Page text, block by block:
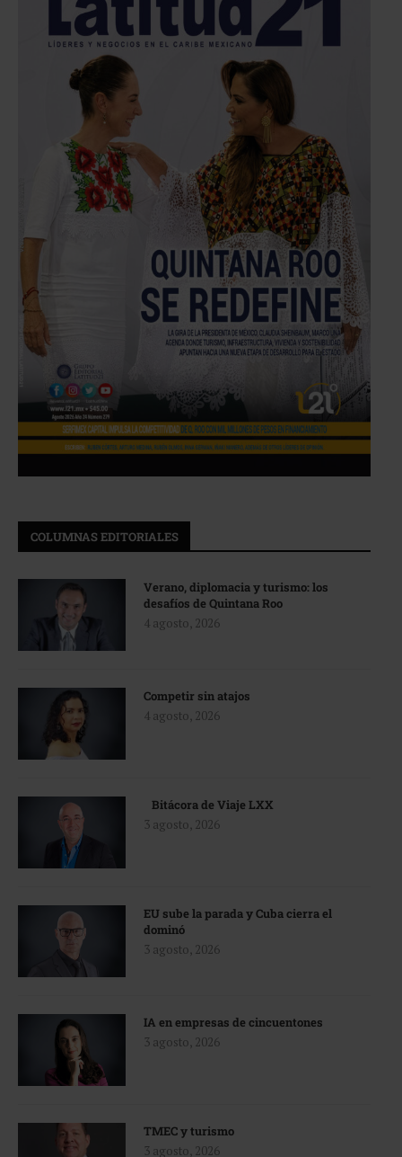
COLUMNAS EDITORIALES
Verano, diplomacia y turismo: los
desafíos de Quintana Roo
4 agosto, 2026
Competir sin atajos
4 agosto, 2026
Bitácora de Viaje LXX
3 agosto, 2026
EU sube la parada y Cuba cierra el
dominó
3 agosto, 2026
IA en empresas de cincuentones
3 agosto, 2026
TMEC y turismo
3 agosto, 2026